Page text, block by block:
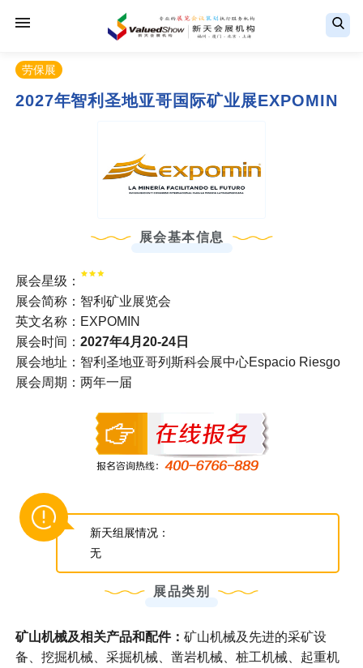
劳保展
2027年智利圣地亚哥国际矿业展EXPOMIN
展会基本信息
展会星级：
展会简称：智利矿业展览会
英文名称：EXPOMIN
展会时间： 2027年4月20-24日
展会地址：智利圣地亚哥列斯科会展中心Espacio Riesgo
展会周期：两年一届
新天组展情况：
无
展品类别
矿山机械及相关产品和配件： 矿山机械及先进的采矿设
备、挖掘机械、采掘机械、凿岩机械、桩工机械、起重机